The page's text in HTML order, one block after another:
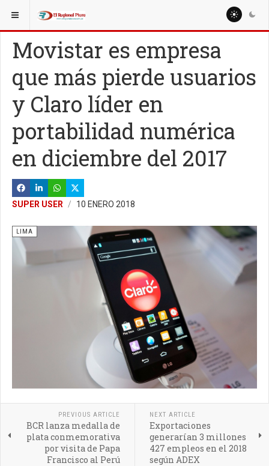
ESTÁ AQUÍ: NACIONALES
Movistar es empresa
que más pierde usuarios
y Claro líder en
portabilidad numérica
en diciembre del 2017
SUPER USER 10 ENERO 2018
LIMA
PREVIOUS ARTICLE
BCR lanza medalla de
plata conmemorativa
por visita de Papa
Francisco al Perú
NEXT ARTICLE
Exportaciones
generarían 3 millones
427 empleos en el 2018
según ADEX